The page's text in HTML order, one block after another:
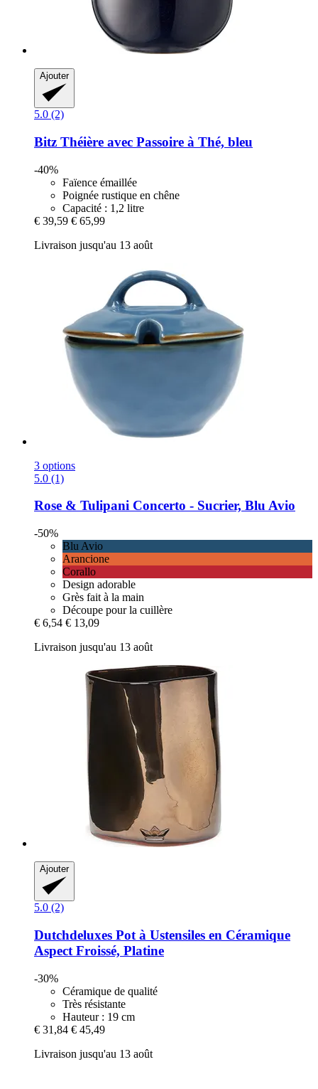
Ajouter
5.0 (2)
Bitz Théière avec Passoire à Thé, bleu
-40%
Faïence émaillée
Poignée rustique en chêne
Capacité : 1,2 litre
€ 39,59 € 65,99
Livraison jusqu'au 13 août
3 options
5.0 (1)
Rose & Tulipani Concerto -​ Sucrier, Blu Avio
-50%
Blu Avio
Arancione
Corallo
Design adorable
Grès fait à la main
Découpe pour la cuillère
€ 6,54 € 13,09
Livraison jusqu'au 13 août
Ajouter
5.0 (2)
Dutchdeluxes Pot à Ustensiles en Céramique
Aspect Froissé, Platine
-30%
Céramique de qualité
Très résistante
Hauteur : 19 cm
€ 31,84 € 45,49
Livraison jusqu'au 13 août